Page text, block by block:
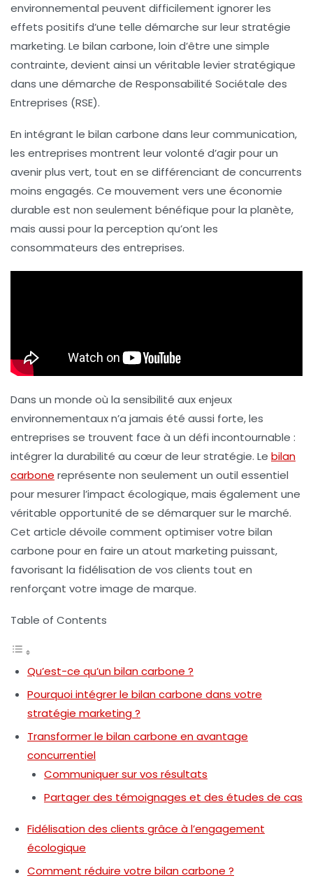
environnemental peuvent difficilement ignorer les
effets positifs d’une telle démarche sur leurstratégie
marketing. Le bilan carbone, loin d’être une simple
contrainte, devient ainsi un véritable levier stratégique
dans une démarche de Responsabilité Sociétale des
Entreprises (RSE).
En intégrant le bilan carbone dans leur communication,
les entreprises montrent leur volonté d’agir pour un
avenir plus vert, tout en se différenciant de concurrents
moins engagés. Ce mouvement vers une économie
durable est non seulement bénéfique pour la planète,
mais aussi pour la perception qu’ont les
consommateurs des entreprises.
Dans un monde où la sensibilité aux enjeux
environnementaux n’a jamais été aussi forte, les
entreprises se trouvent face à un défi incontournable :
intégrer la durabilité au cœur de leur stratégie. Le bilan
carbone représente non seulement un outil essentiel
pour mesurer l’impact écologique, mais également une
véritable opportunité de se démarquer sur le marché.
Cet article dévoile comment optimiser votre bilan
carbone pour en faire un atout marketing puissant,
favorisant la fidélisation de vos clients tout en
renforçant votre image de marque.
Table of Contents
Qu’est-ce qu’un bilan carbone ?
Pourquoi intégrer le bilan carbone dans votre
stratégie marketing ?
Transformer le bilan carbone en avantage
concurrentiel
Communiquer sur vos résultats
Partager des témoignages et des études de cas
Fidélisation des clients grâce à l’engagement
écologique
Comment réduire votre bilan carbone ?